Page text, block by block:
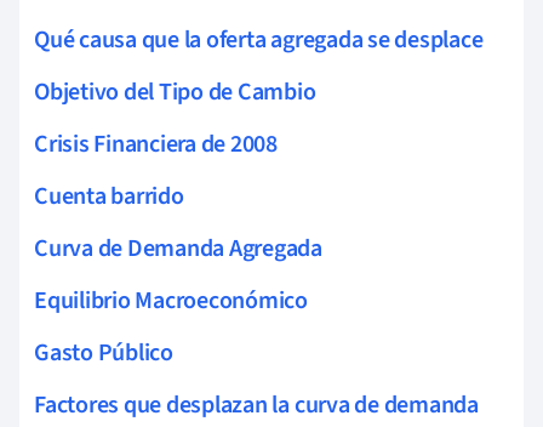
Qué causa que la oferta agregada se desplace
Objetivo del Tipo de Cambio
Crisis Financiera de 2008
Cuenta barrido
Curva de Demanda Agregada
Equilibrio Macroeconómico
Gasto Público
Factores que desplazan la curva de demanda